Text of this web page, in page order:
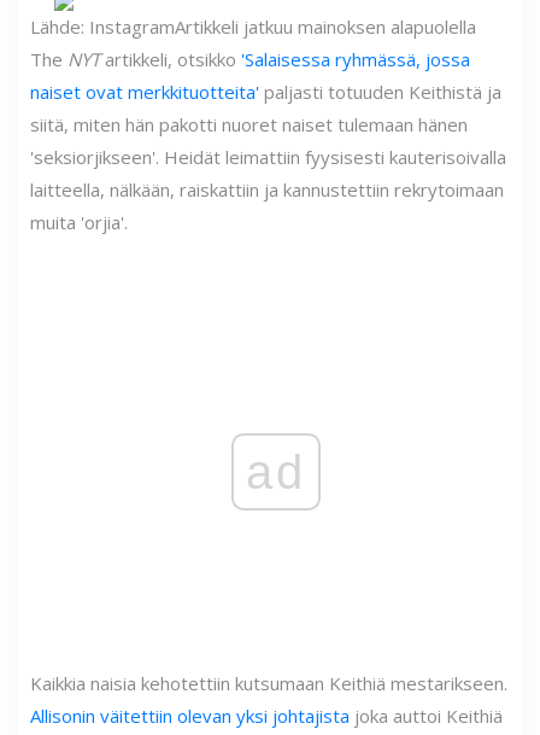
Lähde: InstagramArtikkeli jatkuu mainoksen alapuolella
The NYTartikkeli, otsikko 'Salaisessa ryhmässä, jossa
naiset ovat merkkituotteita' paljasti totuuden Keithistä ja
siitä, miten hän pakotti nuoret naiset tulemaan hänen
'seksiorjikseen'. Heidät leimattiin fyysisesti kauterisoivalla
laitteella, nälkään, raiskattiin ja kannustettiin rekrytoimaan
muita 'orjia'.
ad
Kaikkia naisia ​​kehotettiin kutsumaan Keithiä mestarikseen.
Allisonin väitettiin olevan yksi johtajista joka auttoi Keithiä